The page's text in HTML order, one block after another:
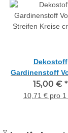
Dekostoff
Gardinenstoff
Streifen Kreise
grau
15,00 € *
10,71 € pro 1